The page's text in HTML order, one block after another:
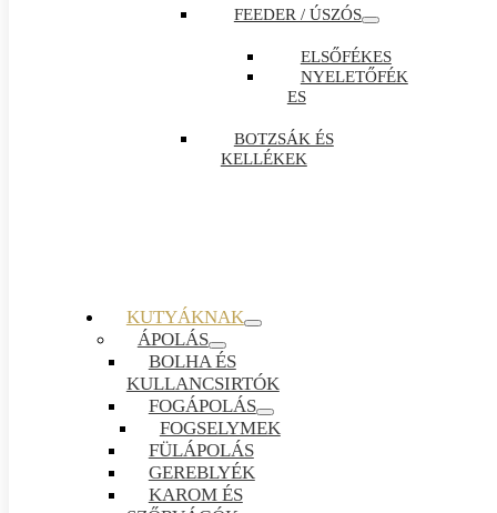
FEEDER / ÚSZÓS
ELSŐFÉKES
NYELETŐFÉK
ES
BOTZSÁK ÉS
KELLÉKEK
KUTYÁKNAK
ÁPOLÁS
BOLHA ÉS
KULLANCSIRTÓK
FOGÁPOLÁS
FOGSELYMEK
FÜLÁPOLÁS
GEREBLYÉK
KAROM ÉS